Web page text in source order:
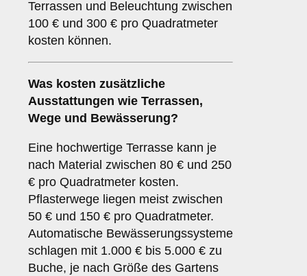
Terrassen und Beleuchtung zwischen
100 € und 300 € pro Quadratmeter
kosten können.
Was kosten zusätzliche
Ausstattungen wie Terrassen,
Wege und Bewässerung?
Eine hochwertige Terrasse kann je
nach Material zwischen 80 € und 250
€ pro Quadratmeter kosten.
Pflasterwege liegen meist zwischen
50 € und 150 € pro Quadratmeter.
Automatische Bewässerungssysteme
schlagen mit 1.000 € bis 5.000 € zu
Buche, je nach Größe des Gartens